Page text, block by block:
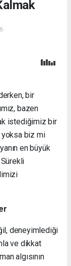
bir
bazen
istediğimiz bir
yoksa biz mi
en büyük
deneyimlediği
ve dikkat
algısının